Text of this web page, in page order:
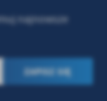
najnowsze